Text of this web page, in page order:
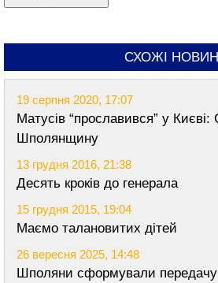
СХОЖІ
19 серпня 2020, 17:07
Матусів “прославився” у Києві:
Шполянщину
13 грудня 2016, 21:38
Десять кроків до генерала
15 грудня 2015, 19:04
Маємо талановитих дітей
26 вересня 2025, 14:48
Шполяни сформували передачу